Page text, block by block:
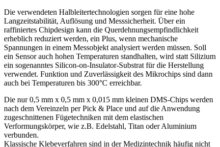
Die verwendeten Halbleitertechnologien sorgen für eine hohe
Langzeitstabilität, Auflösung und Messsicherheit. Über ein
raffiniertes Chipdesign kann die Querdehnungsempfindlichkeit
erheblich reduziert werden, ein Plus, wenn mechanische
Spannungen in einem Messobjekt analysiert werden müssen. Soll
ein Sensor auch hohen Temperaturen standhalten, wird statt Silizium
ein sogenanntes Silicon-on-Insulator-Substrat für die Herstellung
verwendet. Funktion und Zuverlässigkeit des Mikrochips sind dann
auch bei Temperaturen bis 300°C erreichbar.
Die nur 0,5 mm x 0,5 mm x 0,015 mm kleinen DMS-Chips werden
nach dem Vereinzeln per Pick & Place und auf die Anwendung
zugeschnittenen Fügetechniken mit dem elastischen
Verformungskörper, wie z.B. Edelstahl, Titan oder Aluminium
verbunden.
Klassische Klebeverfahren sind in der Medizintechnik häufig nicht